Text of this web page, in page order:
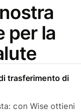
per la
trasferimento di
con Wise ottieni